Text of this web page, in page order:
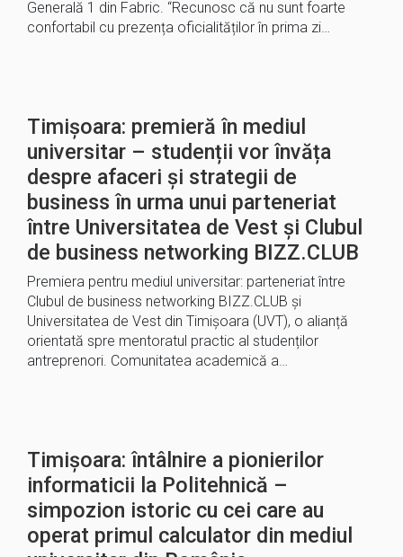
Generală 1 din Fabric. “Recunosc că nu sunt foarte
confortabil cu prezența oficialităților în prima zi…
Timișoara: premieră în mediul
universitar – studenții vor învăța
despre afaceri și strategii de
business în urma unui parteneriat
între Universitatea de Vest și Clubul
de business networking BIZZ.CLUB
Premiera pentru mediul universitar: parteneriat între
Clubul de business networking BIZZ.CLUB și
Universitatea de Vest din Timișoara (UVT), o alianță
orientată spre mentoratul practic al studenților
antreprenori. Comunitatea academică a…
Timișoara: întâlnire a pionierilor
informaticii la Politehnică –
simpozion istoric cu cei care au
operat primul calculator din mediul